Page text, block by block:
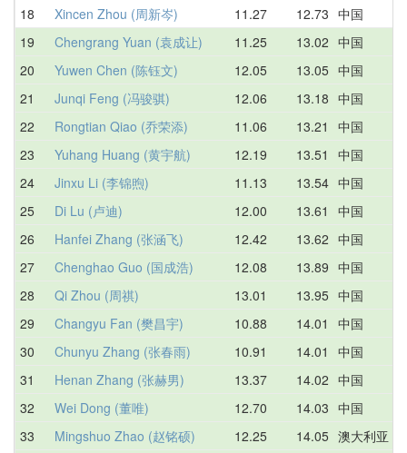
18 Xincen Zhou (周新岑) 11.27 12.73 中国
19 Chengrang Yuan (袁成让) 11.25 13.02 中国
20 Yuwen Chen (陈钰文) 12.05 13.05 中国
21 Junqi Feng (冯骏骐) 12.06 13.18 中国
22 Rongtian Qiao (乔荣添) 11.06 13.21 中国
23 Yuhang Huang (黄宇航) 12.19 13.51 中国
24 Jinxu Li (李锦煦) 11.13 13.54 中国
25 Di Lu (卢迪) 12.00 13.61 中国
26 Hanfei Zhang (张涵飞) 12.42 13.62 中国
27 Chenghao Guo (国成浩) 12.08 13.89 中国
28 Qi Zhou (周祺) 13.01 13.95 中国
29 Changyu Fan (樊昌宇) 10.88 14.01 中国
30 Chunyu Zhang (张春雨) 10.91 14.01 中国
31 Henan Zhang (张赫男) 13.37 14.02 中国
32 Wei Dong (董唯) 12.70 14.03 中国
33 Mingshuo Zhao (赵铭硕) 12.25 14.05 澳大利亚